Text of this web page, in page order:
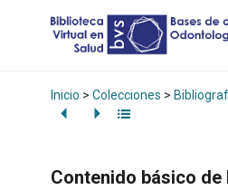
Inicio > Colecciones >
Contenido básico